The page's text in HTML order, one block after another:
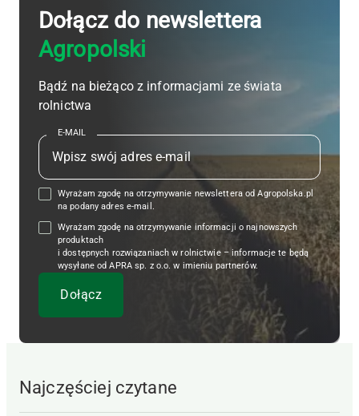
Dołącz do newslettera
Agropolski
Bądź na bieżąco z informacjami ze świata
rolnictwa
E-MAIL
Wyrażam zgodę na otrzymywanie newslettera od Agropolska.pl
na podany adres e-mail.
Wyrażam zgodę na otrzymywanie informacji o najnowszych
produktach
i dostępnych rozwiązaniach w rolnictwie – informacje te będą
wysyłane od APRA sp. z o.o. w imieniu partnerów.
Najczęściej czytane